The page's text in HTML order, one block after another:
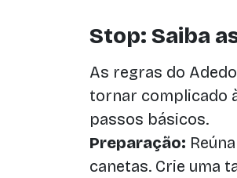
Stop: Saiba
As regras do
tornar complicado
passos básicos.
Preparação:
canetas. Crie uma